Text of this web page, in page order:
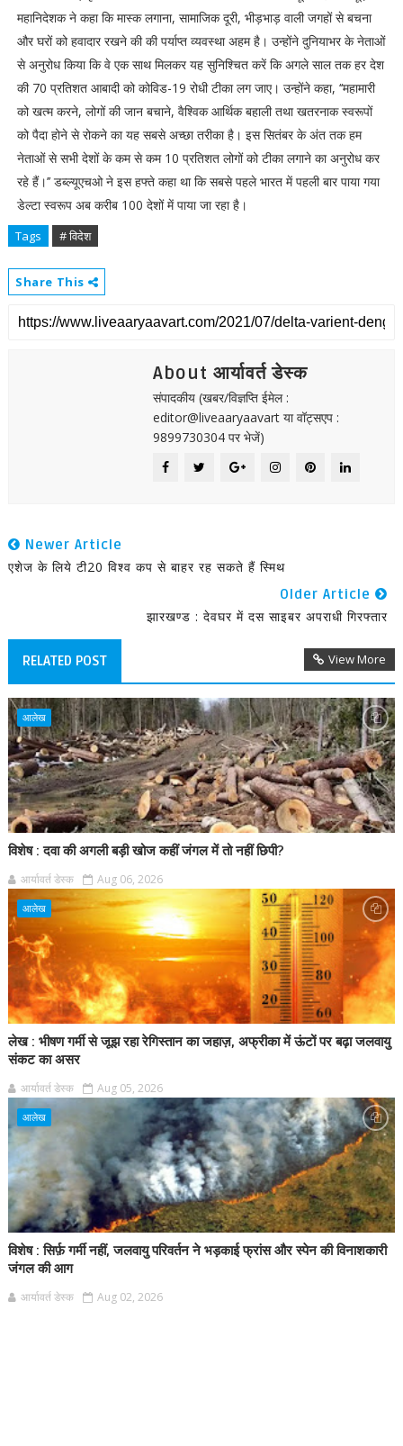
महानिदेशक ने कहा कि मास्क लगाना, सामाजिक दूरी, भीड़भाड़ वाली जगहों से बचना
और घरों को हवादार रखने की की पर्याप्त व्यवस्था अहम है। उन्होंने दुनियाभर के नेताओं
से अनुरोध किया कि वे एक साथ मिलकर यह सुनिश्चित करें कि अगले साल तक हर देश
की 70 प्रतिशत आबादी को कोविड-19 रोधी टीका लग जाए। उन्होंने कहा, ‘‘महामारी
को खत्म करने, लोगों की जान बचाने, वैश्विक आर्थिक बहाली तथा खतरनाक स्वरूपों
को पैदा होने से रोकने का यह सबसे अच्छा तरीका है। इस सितंबर के अंत तक हम
नेताओं से सभी देशों के कम से कम 10 प्रतिशत लोगों को टीका लगाने का अनुरोध कर
रहे हैं।’’ डब्ल्यूएचओ ने इस हफ्ते कहा था कि सबसे पहले भारत में पहली बार पाया गया
डेल्टा स्वरूप अब करीब 100 देशों में पाया जा रहा है।
Tags # विदेश
Share This
About आर्यावर्त डेस्क
संपादकीय (खबर/विज्ञप्ति ईमेल :
editor@liveaaryaavart या वॉट्सएप :
9899730304 पर भेजें)
Newer Article
एशेज के लिये टी20 विश्व कप से बाहर रह सकते हैं स्मिथ
Older Article
झारखण्ड : देवघर में दस साइबर अपराधी गिरफ्तार
RELATED POST View More
आलेख
विशेष : दवा की अगली बड़ी खोज कहीं जंगल में तो नहीं छिपी?
आर्यावर्त डेस्क Aug 06, 2026
आलेख
लेख : भीषण गर्मी से जूझ रहा रेगिस्तान का जहाज़, अफ्रीका में ऊंटों पर बढ़ा जलवायु
संकट का असर
आर्यावर्त डेस्क Aug 05, 2026
आलेख
विशेष : सिर्फ़ गर्मी नहीं, जलवायु परिवर्तन ने भड़काई फ्रांस और स्पेन की विनाशकारी
जंगल की आग
आर्यावर्त डेस्क Aug 02, 2026